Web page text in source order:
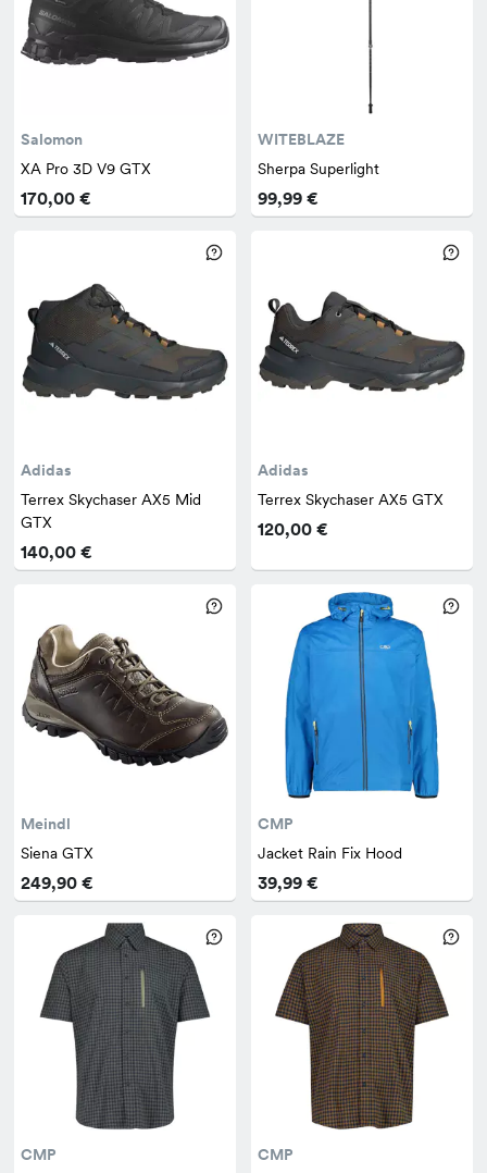
Salomon
XA Pro 3D V9 GTX
170,00 €
WITEBLAZE
Sherpa Superlight
99,99 €
Adidas
Terrex Skychaser AX5 Mid
GTX
140,00 €
Adidas
Terrex Skychaser AX5 GTX
120,00 €
Meindl
Siena GTX
249,90 €
CMP
Jacket Rain Fix Hood
39,99 €
CMP
CMP